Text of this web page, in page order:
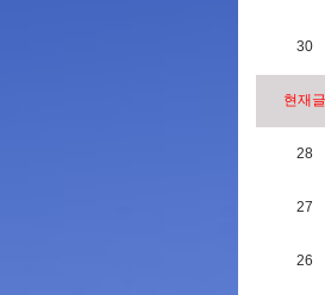
30
현재글
28
27
26